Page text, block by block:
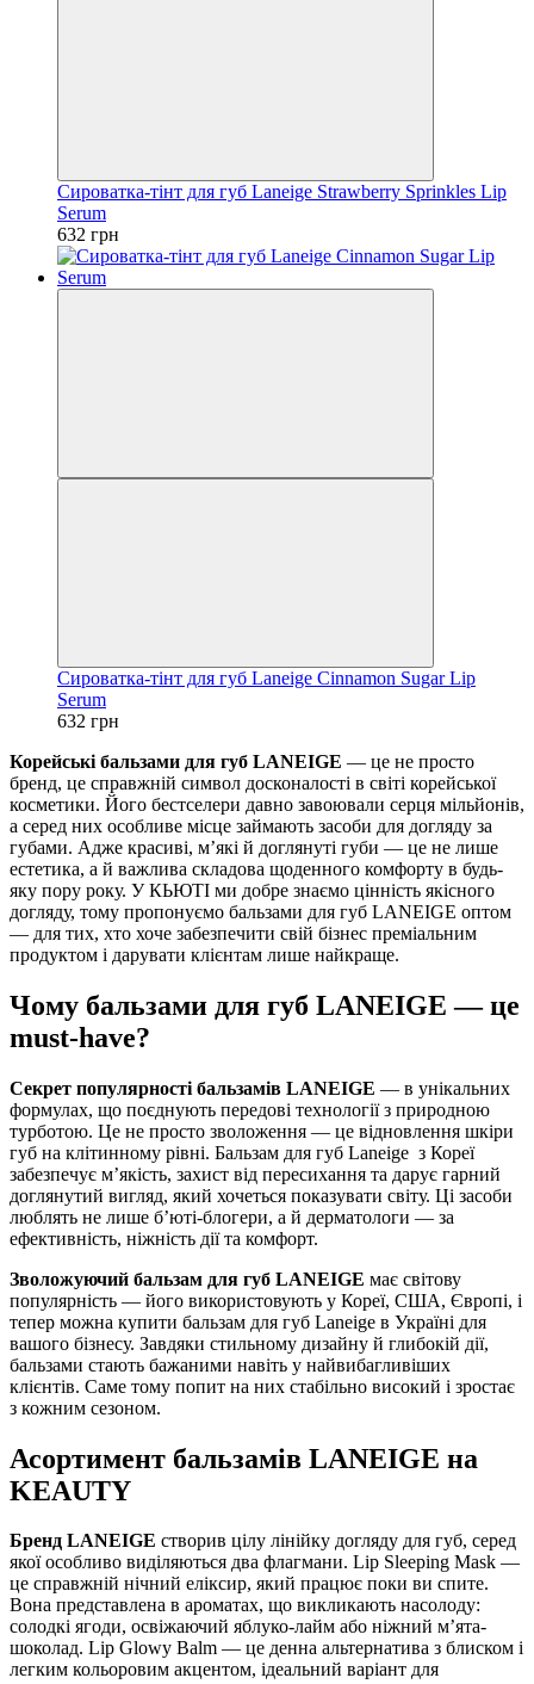
Сироватка-тінт для губ Laneige Strawberry Sprinkles Lip
Serum
632 грн
Сироватка-тінт для губ Laneige Cinnamon Sugar Lip
Serum
632 грн
Корейські бальзами для губ LANEIGE — це не просто
бренд, це справжній символ досконалості в світі корейської
косметики. Його бестселери давно завоювали серця мільйонів,
а серед них особливе місце займають засоби для догляду за
губами. Адже красиві, м’які й доглянуті губи — це не лише
естетика, а й важлива складова щоденного комфорту в будь-
яку пору року. У КЬЮТІ ми добре знаємо цінність якісного
догляду, тому пропонуємо бальзами для губ LANEIGE оптом
— для тих, хто хоче забезпечити свій бізнес преміальним
продуктом і дарувати клієнтам лише найкраще.
Чому бальзами для губ LANEIGE — це
must-have?
Секрет популярності бальзамів LANEIGE — в унікальних
формулах, що поєднують передові технології з природною
турботою. Це не просто зволоження — це відновлення шкіри
губ на клітинному рівні. Бальзам для губ Laneige з Кореї
забезпечує м’якість, захист від пересихання та дарує гарний
доглянутий вигляд, який хочеться показувати світу. Ці засоби
люблять не лише б’юті-блогери, а й дерматологи — за
ефективність, ніжність дії та комфорт.
Зволожуючий бальзам для губ LANEIGE має світову
популярність — його використовують у Кореї, США, Європі, і
тепер можна купити бальзам для губ Laneige в Україні для
вашого бізнесу. Завдяки стильному дизайну й глибокій дії,
бальзами стають бажаними навіть у найвибагливіших
клієнтів. Саме тому попит на них стабільно високий і зростає
з кожним сезоном.
Асортимент бальзамів LANEIGE на
KEAUTY
Бренд LANEIGE створив цілу лінійку догляду для губ, серед
якої особливо виділяються два флагмани. Lip Sleeping Mask —
це справжній нічний еліксир, який працює поки ви спите.
Вона представлена в ароматах, що викликають насолоду:
солодкі ягоди, освіжаючий яблуко-лайм або ніжний м’ята-
шоколад. Lip Glowy Balm — це денна альтернатива з блиском і
легким кольоровим акцентом, ідеальний варіант для